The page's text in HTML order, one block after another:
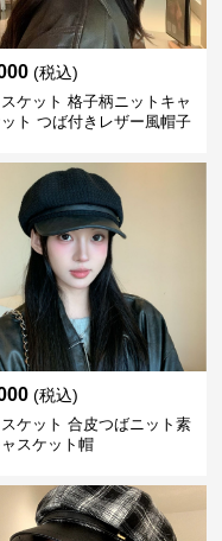
(税込)
ケット 格子柄ニットキャ
ト つば付きレザー風帽子
(税込)
ケット 合皮つばニット素
スケット帽